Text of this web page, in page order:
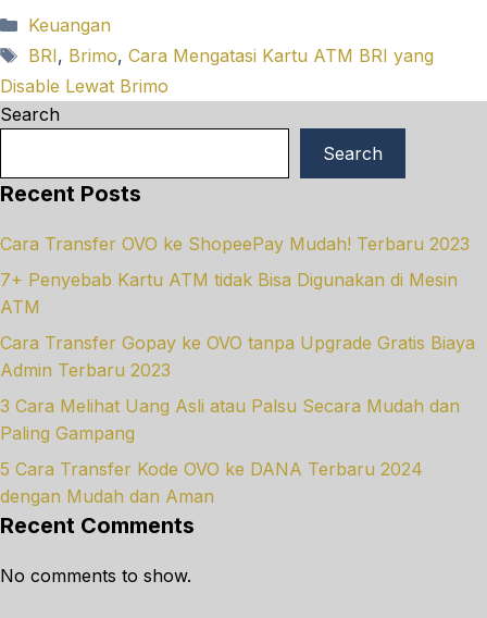
Categories
Keuangan
Tags
BRI, Brimo, Cara Mengatasi Kartu ATM BRI yang
Disable Lewat Brimo
Search
Search
Recent Posts
Cara Transfer OVO ke ShopeePay Mudah! Terbaru 2023
7+ Penyebab Kartu ATM tidak Bisa Digunakan di Mesin
ATM
Cara Transfer Gopay ke OVO tanpa Upgrade Gratis Biaya
Admin Terbaru 2023
3 Cara Melihat Uang Asli atau Palsu Secara Mudah dan
Paling Gampang
5 Cara Transfer Kode OVO ke DANA Terbaru 2024
dengan Mudah dan Aman
Recent Comments
No comments to show.